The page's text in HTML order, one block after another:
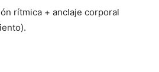
rítmica + anclaje corporal